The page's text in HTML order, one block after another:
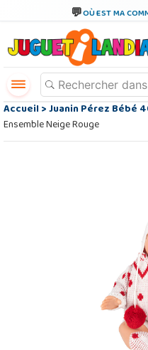
OÙ EST MA
Accueil>Juanin Pérez Bébé
Ensemble Neige Rouge